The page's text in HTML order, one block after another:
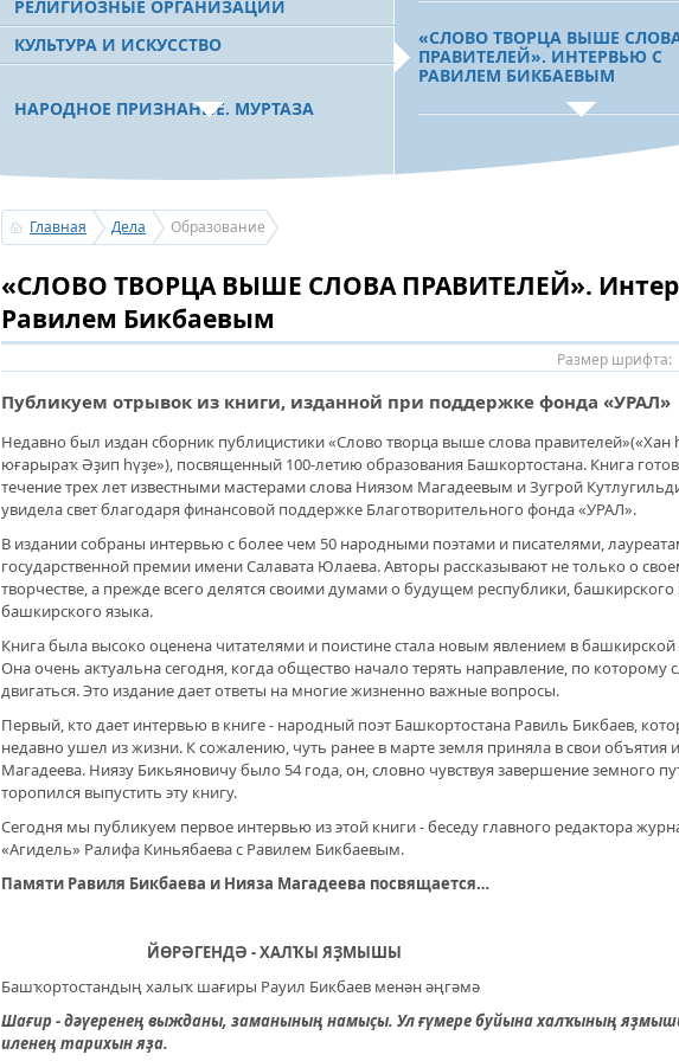
РЕЛИГИОЗНЫЕ ОРГАНИЗАЦИИ
КУЛЬТУРА И ИСКУССТВО
НАРОДНОЕ ПРИЗНАНИЕ. МУРТАЗА
ПОЗДРАВЛЕНИЕ ПЕРВОГО ПРЕЗИДЕНТА
БАШКОРТОСТАНА, ПРЕДСЕДАТЕЛЯ
СОВЕТА БЛАГОТВОРИТЕЛЬНОГО ФОНДА
«УРАЛ» М.Г.РАХИМОВА
БАШКИРСКИХ РОДОВ»
ОГОНЬ - СУДЬЯ БЕСПЕЧНОСТИ ЛЮДЕЙ.
ПОЖАРОВ МЕНЬШЕ НЕ СТАНОВИТСЯ
ДРУЖБА НЕ СЛАБЕЕТ. СОСТОЯЛАСЬ
ВСТРЕЧА ДВУХ РУКОВОДИТЕЛЕЙ
В ДОМЕ СВОЕМ. ОБ УНИКАЛЬНОЙ
ЖИЛИЩНОЙ ПРОГРАММЕ
ВНОВЬ О КАРИМЕ ХАКИМОВЕ. ИМЯ
СОВЕТСКОГО ДИПЛОМАТА ОБЪЕДИНЯЕТ
ДВА ГОСУДАРСТВА
ДО ГЛУБИНЫ ДУШИ. ФИЛЬМЫ БУЛАТА
ЮСУПОВА ПОКАЗАЛИ В КАЗАХСТАНЕ
ИНТЕРВЬЮ С ГЛАВРЕДОМ ГАЗЕТЫ
«ВЕТЕРАН БАШКОРТОСТАНА»
МЕМОРИАЛ СОБРАЛ СОСЛУЖИВЦЕВ. УФА
«СЛОВО ТВОРЦА ВЫШЕ
ПРАВИТЕЛЕЙ». ИНТЕРВЬЮ С
РАВИЛЕМ БИКБАЕВЫМ
ДЛЯ УЧЕБЫ И КОМФОРТА.
БАЙМАКСКИЙ ЛИЦЕЙ-
ЧТОБЫ УРОК БЫЛ
ОБОРУДОВАЛИ КАБИНЕТ
БАШКИРСКОГО ЯЗЫКА
УЧИТЕЛЯМ УЧИТЕЛЕЙ. ДЛЯ
ПЕДАГОГОВ ВАЖНО
УСЛОВИЯ ДЛЯ РАБОТЫ
В НАУКУ СО ШКОЛЬНОЙ
ПЕДАГОГИЧЕСКИЙ ВУЗ
ЮНЫМ УЧЕНЫМ ОТКРЫТЬ
Главная Дела Образование
«СЛОВО ТВОРЦА ВЫШЕ СЛОВА ПРАВИТЕЛЕЙ».
Равилем Бикбаевым
Размер шрифта:
Публикуем отрывок из книги, изданной при поддержке фонда «УРАЛ»
Недавно был издан сборник публицистики «Слово творца выше слова правителей»(«Хан
юғарыраҡ Әҙип һүҙе»), посвященный 100-летию образования Башкортостана. Книга
течение трех лет известными мастерами слова Ниязом Магадеевым и Зугрой
увидела свет благодаря финансовой поддержке Благотворительного фонда «УРАЛ».
В издании собраны интервью с более чем 50 народными поэтами и писателями,
государственной премии имени Салавата Юлаева. Авторы рассказывают не только о
творчестве, а прежде всего делятся своими думами о будущем республики,
башкирского языка.
Книга была высоко оценена читателями и поистине стала новым явлением в башкирской
Она очень актуальна сегодня, когда общество начало терять направление, по которому
двигаться. Это издание дает ответы на многие жизненно важные вопросы.
Первый, кто дает интервью в книге - народный поэт Башкортостана Равиль Бикбаев,
недавно ушел из жизни. К сожалению, чуть ранее в марте земля приняла в свои объятия
Магадеева. Ниязу Бикьяновичу было 54 года, он, словно чувствуя завершение земного
торопился выпустить эту книгу.
Сегодня мы публикуем первое интервью из этой книги - беседу главного редактора
«Агидель» Ралифа Киньябаева с Равилем Бикбаевым.
Памяти Равиля Бикбаева и Нияза Магадеева посвящается…
ЙӨРӘГЕНДӘ - ХАЛҠЫ ЯҘМЫШЫ
Башҡортостандың халыҡ шағиры Рауил Бикбаев менән әңгәмә
Шағир - дәүеренең выжданы, заманының намыҫы. Ул ғүмере буйына халҡының
иленең тарихын яҙа.